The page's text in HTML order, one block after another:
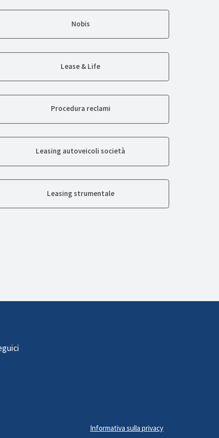
Nobis
Lease & Life
Procedura reclami
Leasing autoveicoli società
Leasing strumentale
Informativa sulla privacy